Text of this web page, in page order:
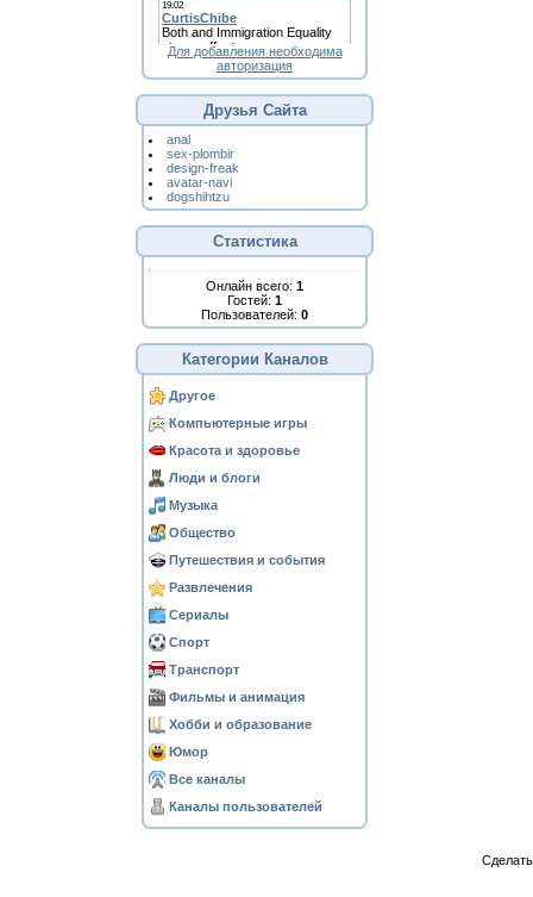
Для добавления необходима
авторизация
Друзья Сайта
anal
sex-plombir
design-freak
avatar-navi
dogshihtzu
Статистика
Онлайн всего: 1
Гостей: 1
Пользователей: 0
Категории Каналов
Другое
Компьютерные игры
Красота и здоровье
Люди и блоги
Музыка
Общество
Путешествия и события
Развлечения
Сериалы
Спорт
Транспорт
Фильмы и анимация
Хобби и образование
Юмор
Все каналы
Каналы пользователей